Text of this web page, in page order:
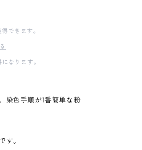
できます。
なります。
染色手順が1番簡単な粉
す。